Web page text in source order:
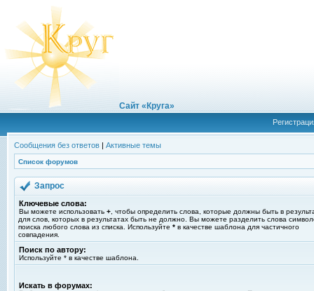
Сайт «Круга»
Сообщения без ответов | Активные темы
Список форумов
Запрос
Ключевые слова:
Вы можете использовать + , чтобы определить слова, которые должны быть в
для слов, которых в результатах быть не должно. Вы можете разделить слова
поиска любого слова из списка. Используйте * в качестве шаблона для частичного
совпадения.
Поиск по автору:
Используйте * в качестве шаблона.
Искать в форумах: